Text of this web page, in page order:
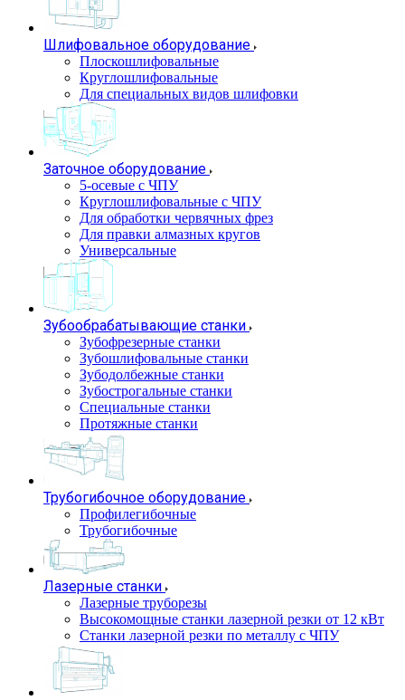
Шлифовальное оборудование
Плоскошлифовальные
Круглошлифовальные
Для специальных видов шлифовки
Заточное оборудование
5-осевые с ЧПУ
Круглошлифовальные с ЧПУ
Для обработки червячных фрез
Для правки алмазных кругов
Универсальные
Зубообрабатывающие станки
Зубофрезерные станки
Зубошлифовальные станки
Зубодолбежные станки
Зубострогальные станки
Специальные станки
Протяжные станки
Трубогибочное оборудование
Профилегибочные
Трубогибочные
Лазерные станки
Лазерные труборезы
Высокомощные станки лазерной резки от 12 кВт
Станки лазерной резки по металлу с ЧПУ